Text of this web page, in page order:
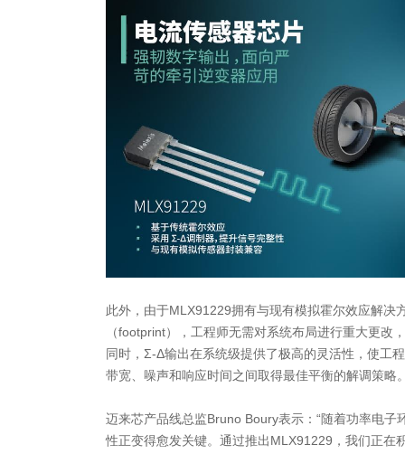
此外，由于MLX91229拥有与现有模拟霍尔效应解决
（footprint），工程师无需对系统布局进行重大更改
同时，Σ-Δ输出在系统级提供了极高的灵活性，使工
带宽、噪声和响应时间之间取得最佳平衡的解调策略
迈来芯产品线总监Bruno Boury表示：“随着功率电子
性正变得愈发关键。通过推出MLX91229，我们正在